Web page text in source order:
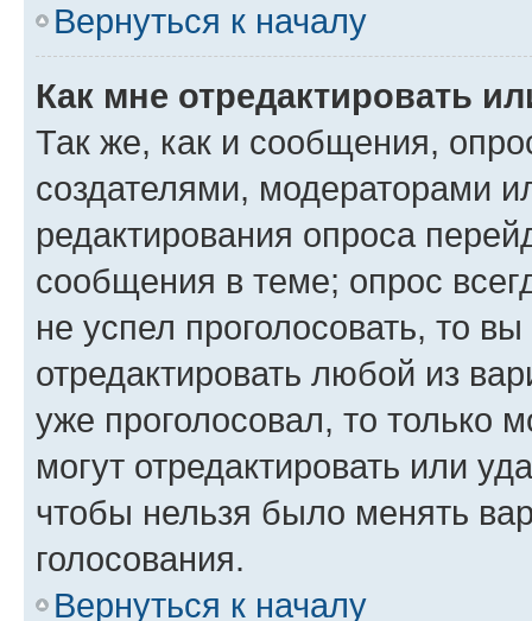
Вернуться к началу
Как мне отредактировать
Так же, как и сообщения,
создателями, модераторами
редактирования опроса
сообщения в теме; опрос
не успел проголосовать, то
отредактировать любой из
уже проголосовал, то только
могут отредактировать или
чтобы нельзя было менять
голосования.
Вернуться к началу